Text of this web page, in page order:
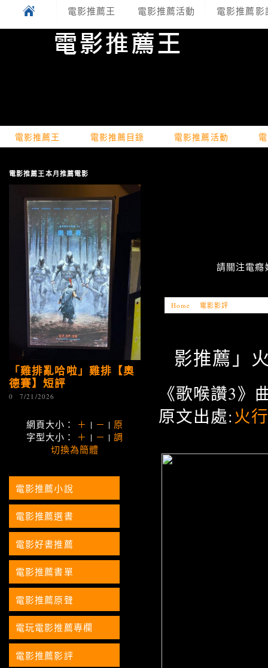
電影推薦王 電影推薦活動 電影推薦影
電影推薦王 電影推薦目錄 電影推薦活動
請關注電
Home 電影影評
影推薦」
《歌喉讚3》
原文出處:火
電影推薦王本月推薦電影
「雞排亂哈啦」雞排【奧
德賽】短評
0 7/21/2026
網頁大小： ＋ | － | 原
字型大小： ＋ | － |調
切換為簡體
電影推薦小說
電影推薦選書
電影好書推薦
電影推薦書單
電影推薦原聲
電玩電影推薦專欄
電影推薦影評